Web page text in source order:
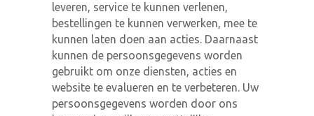
leveren, service te kunnen verlenen,
bestellingen te kunnen verwerken, mee te
kunnen laten doen aan acties. Daarnaast
kunnen de persoonsgegevens worden
gebruikt om onze diensten, acties en
website te evalueren en te verbeteren. Uw
persoonsgegevens worden door ons